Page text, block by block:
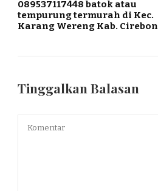
089537117448 batok atau
tempurung termurah di Kec.
Karang Wereng Kab. Cirebon
Tinggalkan Balasan